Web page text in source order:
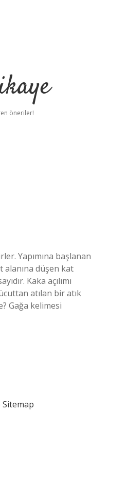
öneriler!
Yapımına başlanan
alanına düşen kat
Kaka açılımı
atılan bir atık
Gağa kelimesi
Sitemap